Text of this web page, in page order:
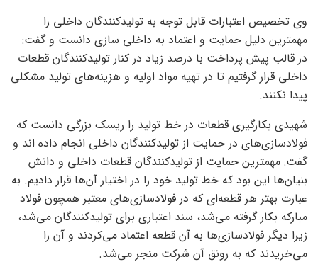
وی تخصیص اعتبارات قابل توجه به تولیدکنندگان داخلی را
مهمترین دلیل حمایت و اعتماد به داخلی سازی دانست و گفت:
در قالب پیش پرداخت با درصد زیاد در کنار تولیدکنندگان قطعات
داخلی قرار گرفتیم تا در تهیه مواد اولیه و هزینه‌های تولید مشکلی
پیدا نکنند.
شهیدی بکارگیری قطعات در خط تولید را ریسک بزرگی دانست که
فولادسازی‌های در حمایت از تولیدکنندگان داخلی انجام داده اند و
گفت: مهمترین حمایت از تولیدکنندگان قطعات داخلی و دانش
بنیان‌ها این بود که خط تولید خود را در اختیار آن‌ها قرار دادیم. به
عبارت بهتر هر قطعه‌ای که در فولادسازی‌های معتبر همچون فولاد
مبارکه بکار گرفته می‌شد، سند اعتباری برای تولیدکنندگان می‌شد،
زیرا دیگر فولادسازی‌ها به آن قطعه اعتماد می‌کردند و آن را
می‌خریدند که به رونق آن شرکت منجر می‌شد.